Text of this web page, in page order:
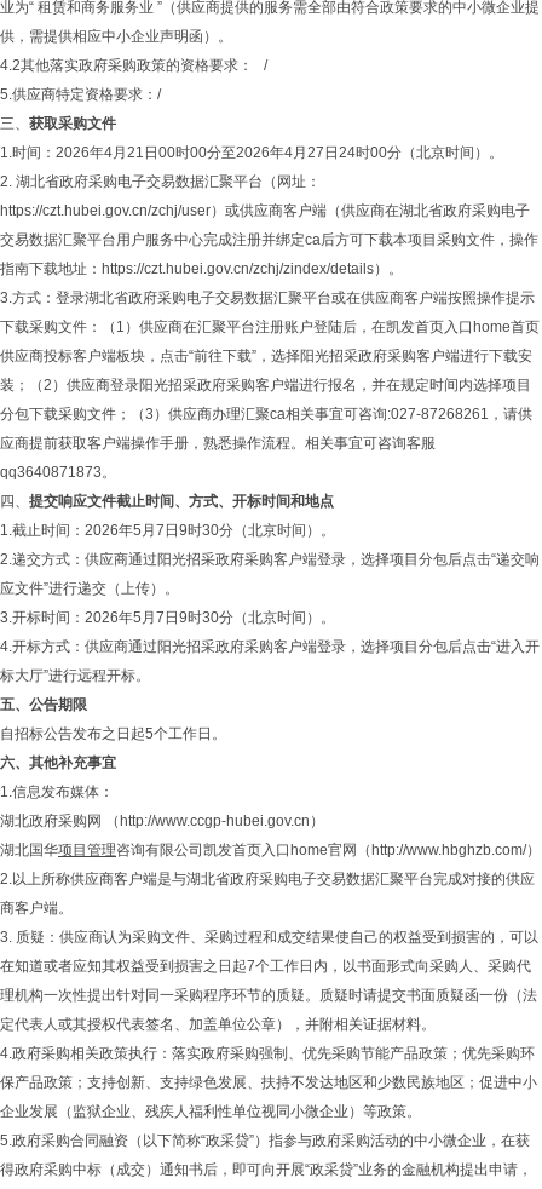
业为“ 租赁和商务服务业 ”（供应商提供的服务需全部由符合政策要求的中小微企业提
供，需提供相应中小企业声明函）。
4.2其他落实政府采购政策的资格要求： /
5.供应商特定资格要求：/
三、 获取采购文件
1.时间：2026年4月21日00时00分至2026年4月27日24时00分（北京时间）。
2. 湖北省政府采购电子交易数据汇聚平台（网址：
https://czt.hubei.gov.cn/zchj/user）或供应商客户端（供应商在湖北省政府采购电子
交易数据汇聚平台用户服务中心完成注册并绑定ca后方可下载本项目采购文件，操作
指南下载地址：https://czt.hubei.gov.cn/zchj/zindex/details）。
3.方式：登录湖北省政府采购电子交易数据汇聚平台或在供应商客户端按照操作提示
下载采购文件：（1）供应商在汇聚平台注册账户登陆后，在凯发首页入口home首页
供应商投标客户端板块，点击“前往下载”，选择阳光招采政府采购客户端进行下载安
装；（2）供应商登录阳光招采政府采购客户端进行报名，并在规定时间内选择项目
分包下载采购文件；（3）供应商办理汇聚ca相关事宜可咨询:027-87268261，请供
应商提前获取客户端操作手册，熟悉操作流程。相关事宜可咨询客服
qq3640871873。
四、 提交响应文件截止时间、方式、开标时间和地点
1.截止时间：2026年5月7日9时30分（北京时间）。
2.递交方式：供应商通过阳光招采政府采购客户端登录，选择项目分包后点击“递交响
应文件”进行递交（上传）。
3.开标时间：2026年5月7日9时30分（北京时间）。
4.开标方式：供应商通过阳光招采政府采购客户端登录，选择项目分包后点击“进入开
标大厅”进行远程开标。
五、公告期限
自招标公告发布之日起5个工作日。
六、其他补充事宜
1.信息发布媒体：
湖北政府采购网 （http://www.ccgp-hubei.gov.cn）
湖北国华项目管理咨询有限公司凯发首页入口home官网（http://www.hbghzb.com/）
2.以上所称供应商客户端是与湖北省政府采购电子交易数据汇聚平台完成对接的供应
商客户端。
3. 质疑：供应商认为采购文件、采购过程和成交结果使自己的权益受到损害的，可以
在知道或者应知其权益受到损害之日起7个工作日内，以书面形式向采购人、采购代
理机构一次性提出针对同一采购程序环节的质疑。质疑时请提交书面质疑函一份（法
定代表人或其授权代表签名、加盖单位公章），并附相关证据材料。
4.政府采购相关政策执行：落实政府采购强制、优先采购节能产品政策；优先采购环
保产品政策；支持创新、支持绿色发展、扶持不发达地区和少数民族地区；促进中小
企业发展（监狱企业、残疾人福利性单位视同小微企业）等政策。
5.政府采购合同融资（以下简称“政采贷”）指参与政府采购活动的中小微企业，在获
得政府采购中标（成交）通知书后，即可向开展“政采贷”业务的金融机构提出申请，